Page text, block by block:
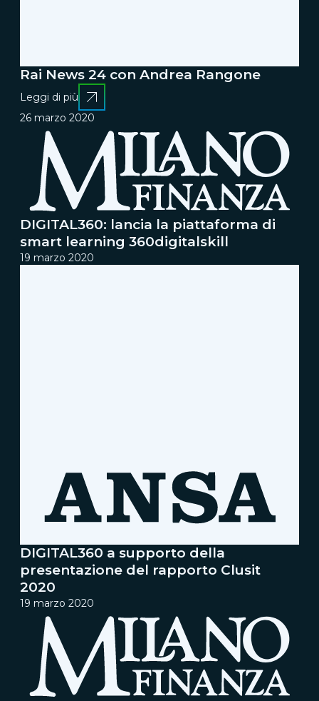
Rai News 24 con Andrea Rangone
Leggi di più
26 marzo 2020
DIGITAL360: lancia la piattaforma di
smart learning 360digitalskill
19 marzo 2020
DIGITAL360 a supporto della
presentazione del rapporto Clusit
2020
19 marzo 2020